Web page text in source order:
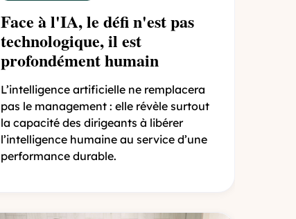
Face à l'IA, le défi n'est pas
technologique, il est
profondément humain
L’intelligence artificielle ne remplacera
pas le management : elle révèle surtout
la capacité des dirigeants à libérer
l’intelligence humaine au service d’une
performance durable.